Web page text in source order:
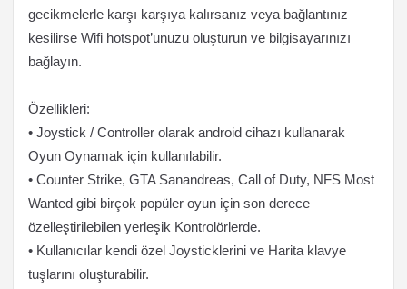
gecikmelerle karşı karşıya kalırsanız veya bağlantınız
kesilirse Wifi hotspot’unuzu oluşturun ve bilgisayarınızı
bağlayın.
Özellikleri:
• Joystick / Controller olarak android cihazı kullanarak
Oyun Oynamak için kullanılabilir.
• Counter Strike, GTA Sanandreas, Call of Duty, NFS Most
Wanted gibi birçok popüler oyun için son derece
özelleştirilebilen yerleşik Kontrolörlerde.
• Kullanıcılar kendi özel Joysticklerini ve Harita klavye
tuşlarını oluşturabilir.